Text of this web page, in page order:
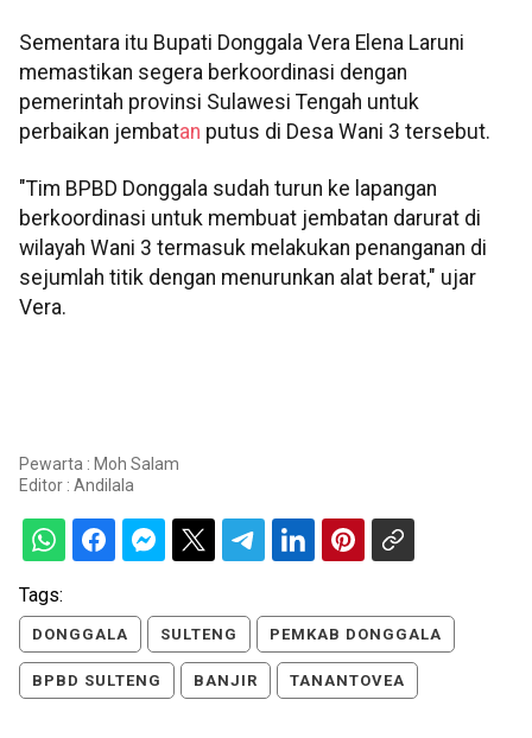
Sementara itu Bupati Donggala Vera Elena Laruni
memastikan segera berkoordinasi dengan
pemerintah provinsi Sulawesi Tengah untuk
perbaikan jembatan putus di Desa Wani 3 tersebut.
"Tim BPBD Donggala sudah turun ke lapangan
berkoordinasi untuk membuat jembatan darurat di
wilayah Wani 3 termasuk melakukan penanganan di
sejumlah titik dengan menurunkan alat berat," ujar
Vera.
Pewarta : Moh Salam
Editor : Andilala
Tags:
DONGGALA SULTENG PEMKAB DONGGALA
BPBD SULTENG BANJIR TANANTOVEA